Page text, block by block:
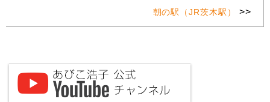
朝の駅（JR茨木駅） >>